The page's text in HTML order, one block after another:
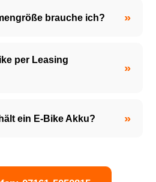
brauche ich? »
per Leasing
»
ein E-Bike Akku? »